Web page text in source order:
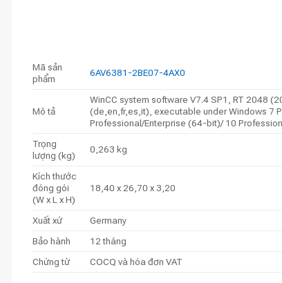
Mã sản
phẩm
6AV6381-2BE07-4AX0
Mô tả
WinCC system software V7.4 SP1, RT 2048
(de,en,fr,es,it), executable under Windows 7
Professional/Enterprise (64-bit)/ 10
Trọng
lượng (kg)
0,263 kg
Kích thước
đóng gói
(W x L x H)
18,40 x 26,70 x 3,20
Xuất xứ
Germany
Bảo hành
12 tháng
Chứng từ
COCQ và hóa đơn VAT